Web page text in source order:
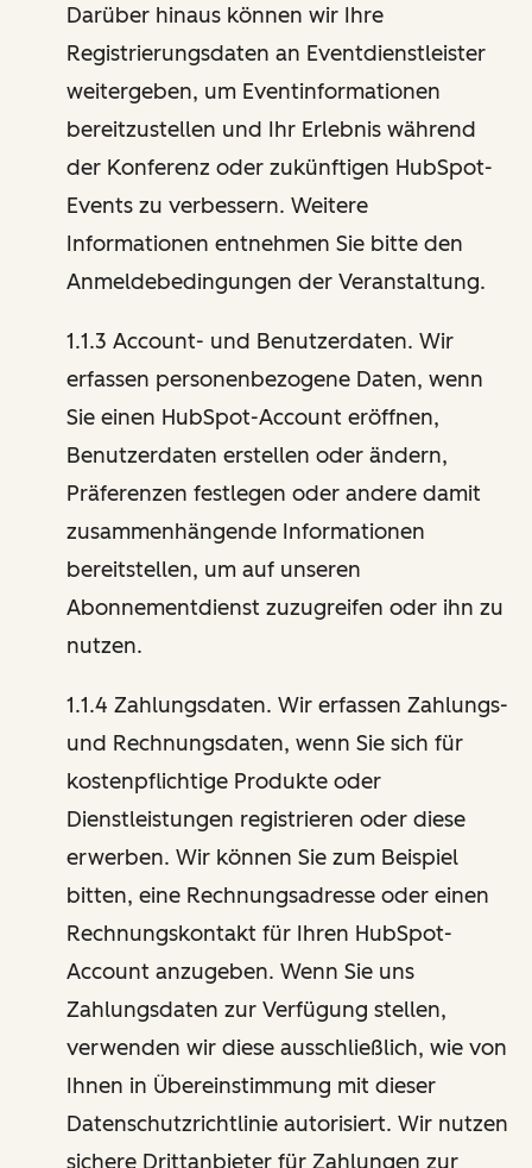
Darüber hinaus können wir Ihre
Registrierungsdaten an Eventdienstleister
weitergeben, um Eventinformationen
bereitzustellen und Ihr Erlebnis während
der Konferenz oder zukünftigen HubSpot-
Events zu verbessern. Weitere
Informationen entnehmen Sie bitte den
Anmeldebedingungen der Veranstaltung.
1.1.3 Account- und Benutzerdaten. Wir
erfassen personenbezogene Daten, wenn
Sie einen HubSpot-Account eröffnen,
Benutzerdaten erstellen oder ändern,
Präferenzen festlegen oder andere damit
zusammenhängende Informationen
bereitstellen, um auf unseren
Abonnementdienst zuzugreifen oder ihn zu
nutzen.
1.1.4 Zahlungsdaten. Wir erfassen Zahlungs-
und Rechnungsdaten, wenn Sie sich für
kostenpflichtige Produkte oder
Dienstleistungen registrieren oder diese
erwerben. Wir können Sie zum Beispiel
bitten, eine Rechnungsadresse oder einen
Rechnungskontakt für Ihren HubSpot-
Account anzugeben. Wenn Sie uns
Zahlungsdaten zur Verfügung stellen,
verwenden wir diese ausschließlich, wie von
Ihnen in Übereinstimmung mit dieser
Datenschutzrichtlinie autorisiert. Wir nutzen
sichere Drittanbieter für Zahlungen zur